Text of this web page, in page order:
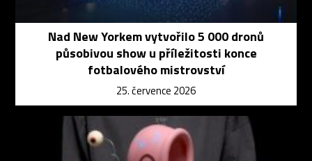
Nad New Yorkem vytvořilo 5 000 dronů
působivou show u příležitosti konce
fotbalového mistrovství
25. července 2026